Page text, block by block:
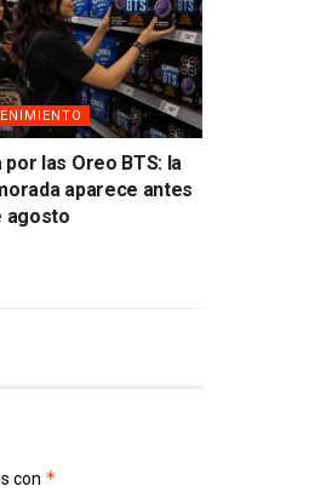
por las Oreo BTS: la
aparece antes
agosto
con *